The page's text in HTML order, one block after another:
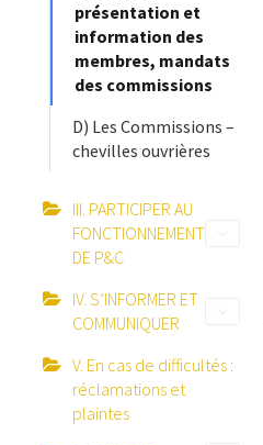
présentation et
information des
membres, mandats
des commissions
D) Les Commissions –
chevilles ouvrières
III. PARTICIPER AU
FONCTIONNEMENT
DE P&C
IV. S’INFORMER ET
COMMUNIQUER
V. En cas de difficultés :
réclamations et
plaintes